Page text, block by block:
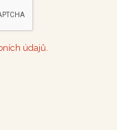
údajů.